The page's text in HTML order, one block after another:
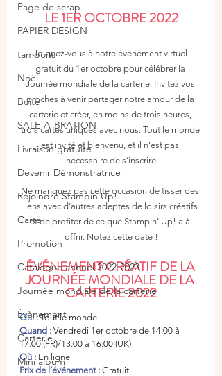
Page de scrap
PAPIER DESIGN
tampons
Noël
Boîte
SALE-A-BRATION
Livraison gratuite
Devenir Démonstratrice
Rejoindre Stampin’Up!
Carte
Promotion
Catalogue annuel 2022-2023
Journée mondiale de la carterie
Évènement
Carterie
Mini album
LE 1ER OCTOBRE 2022
Joignez-vous à notre événement virtuel
gratuit du 1er octobre pour célébrer la
Journée mondiale de la carterie. Invitez vos
proches à venir partager notre amour de la
carterie et créer, en moins de trois heures,
trois cartes uniques avec nous. Tout le monde
est invité et bienvenu, et il n’est pas
nécessaire de s’inscrire
Ne manquez pas cette occasion de tisser des
liens avec d’autres adeptes de loisirs créatifs
et de profiter de ce que Stampin’ Up! a à
offrir. Notez cette date !
ÉVÉNEMENT CRÉATIF DE LA
JOURNÉE MONDIALE DE LA
CARTERIE 2022
Qui : Tout le monde !
Quand : Vendredi 1er octobre de 14:00 à
17:00 (FR)/13:00 à 16:00 (UK)
Où : En ligne
Prix de l’événement : Gratuit